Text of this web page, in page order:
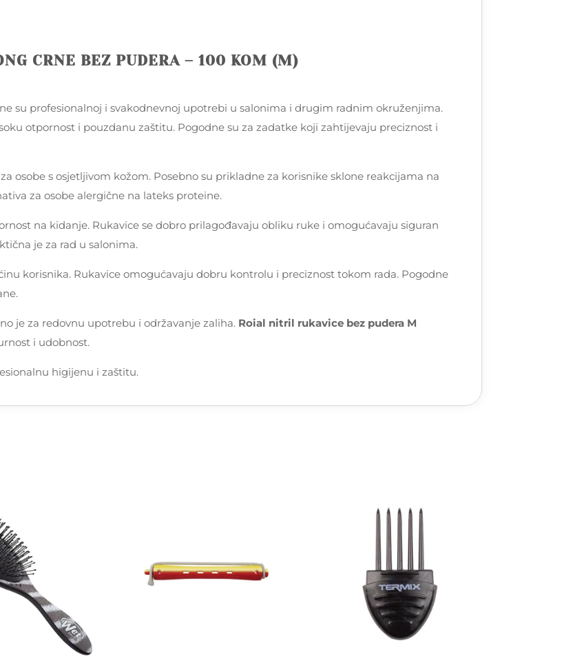
CRNE BEZ PUDERA – 100 KOM (M)
su profesionalnoj i svakodnevnoj upotrebi u salonima i drugim radnim okruženjima.
otpornost i pouzdanu zaštitu. Pogodne su za zadatke koji zahtijevaju preciznost i
osobe s osjetljivom kožom. Posebno su prikladne za korisnike sklone reakcijama na
za osobe alergične na lateks proteine.
na kidanje. Rukavice se dobro prilagođavaju obliku ruke i omogućavaju siguran
je za rad u salonima.
korisnika. Rukavice omogućavaju dobru kontrolu i preciznost tokom rada. Pogodne
je za redovnu upotrebu i održavanje zaliha. Roial nitril rukavice bez pudera M
i udobnost.
higijenu i zaštitu.